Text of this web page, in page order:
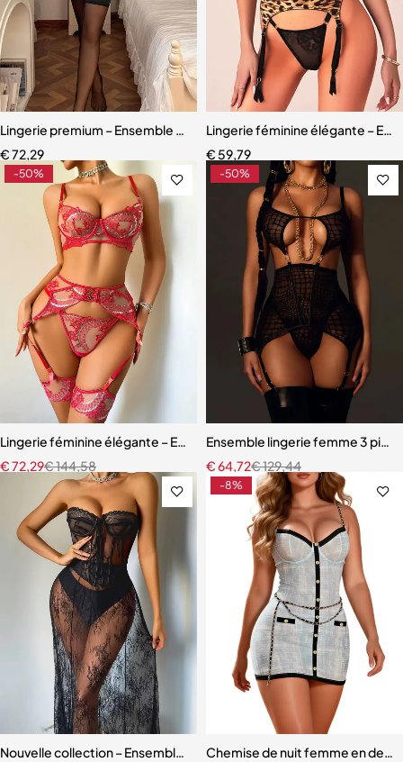
Lingerie premium – Ensemble en dentelle brodée avec porte-
€72,29
Lingerie féminine élégante –
€ 59,79
-50%
Lingerie féminine élégante – Ensemble avec porte-jarretelles et
€144,58
€72,29
-50%
Ensemble lingerie femme 3
€129,44
€64,72
Nouvelle collection – Ensemble lingerie 3 pièces élégant et moderne
-8%
Chemise de nuit femme en